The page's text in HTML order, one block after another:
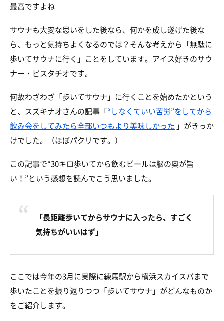
最高ですよね
サウナも大変な思いをした後なら、何かを成し遂げた後な
ら、もっと気持ちよくなるのでは？そんな考えから「無駄に
歩いてサウナに行く」ことをしています。アイス好きのサウ
ナー・ピスタチオです。
何故わざわざ「歩いてサウナ」に行くことを始めたかという
と、スズキナオさんの記事「“しなくていい苦労”をしてから
飲み会をしてみたら全部いつもより美味しかった 」がきっか
けでした。（ほぼパクリです。）
この記事で“30キロ歩いてから飲むビールは脳の奥が旨
い！”という感想を読んでこう思いました。
「長距離歩いてからサウナに入ったら、すごく
気持ちがいいはず」
ここでは今年の3月に実際に練馬駅から横浜スカイスパまで
歩いたことを振り返りつつ「歩いてサウナ」がどんなものか
をご紹介します。